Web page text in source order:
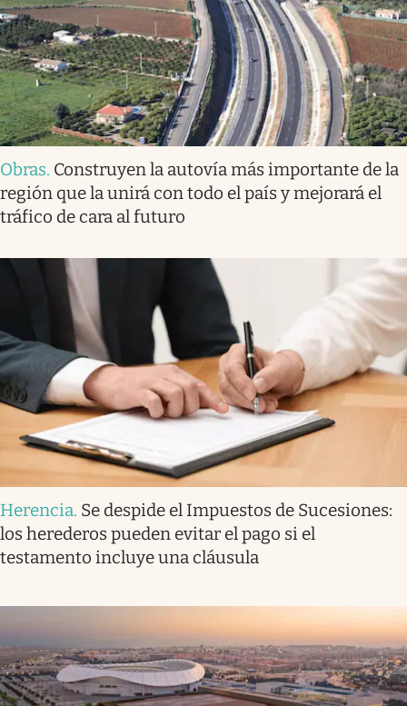
Obras. Construyen la autovía más importante de la
región que la unirá con todo el país y mejorará el
tráfico de cara al futuro
Herencia. Se despide el Impuestos de Sucesiones:
los herederos pueden evitar el pago si el
testamento incluye una cláusula